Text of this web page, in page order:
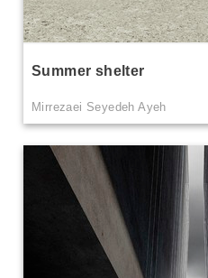
Summer shelter
Mirrezaei Seyedeh Ayeh